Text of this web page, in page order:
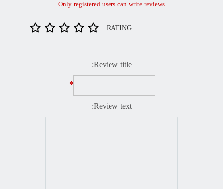
Only registered users can write reviews
RATING:
Review title:
*
Review text: